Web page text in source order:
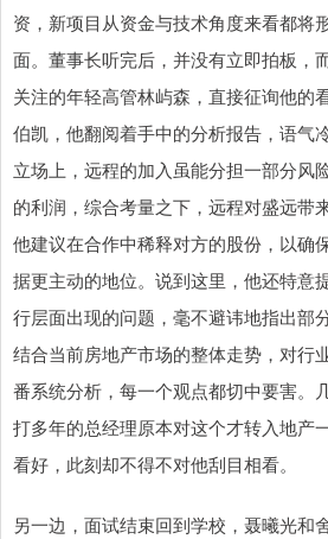
资，新项目从资金与技术角度来看都将
面。董事长听完后，并没有立即拍板，
关注的年轻高管林屿森，直接征询他的
伯凯，他翻阅着手中的分析报告，语气
立场上，远程的加入虽能分担一部分风
的利润，综合考量之下，远程对盛远带
他建议在合作中稀释对方的股份，以确
据更主动的地位。说到这里，他还特意
行层面出现的问题，毫不避讳地指出部
结合当前房地产市场的整体走势，对行
番系统分析，每一个观点都切中要害。
打多年的总经理原本对这个才转入地产
看好，此刻却不得不对他刮目相看。
另一边，面试结束回到学校，聂曦光和